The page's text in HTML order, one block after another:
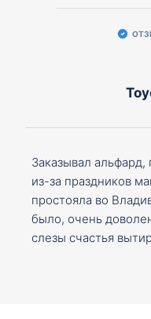
Заказывал
из-за праздников
простояла во
было, очень
слезы счастья